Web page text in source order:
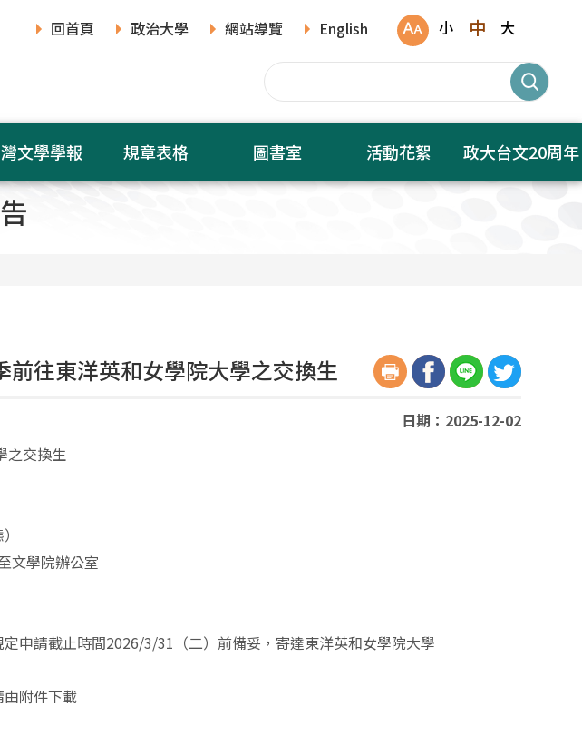
回首頁
政治大學 網站導覽 English 小 中 大
文學學報 規章表格 圖書室 活動花絮 政大台文20周年
前往東洋英和女學院大學之交換生
日期：2025-12-02
之交換生
文學院辦公室
申請截止時間2026/3/31（二）前備妥，寄達東洋英和女學院大學
附件下載